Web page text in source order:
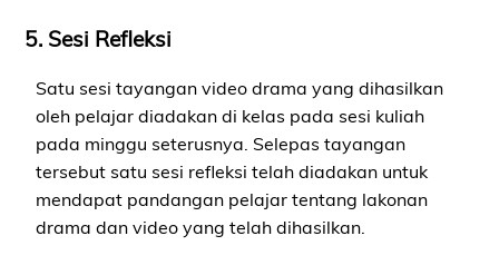
5. Sesi Refleksi
Satu sesi tayangan video drama yang dihasilkan
oleh pelajar diadakan di kelas pada sesi kuliah
pada minggu seterusnya. Selepas tayangan
tersebut satu sesi refleksi telah diadakan untuk
mendapat pandangan pelajar tentang lakonan
drama dan video yang telah dihasilkan.